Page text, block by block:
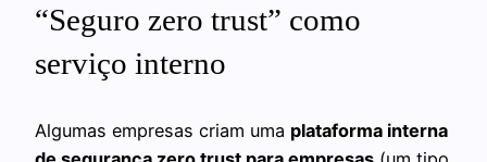
“Seguro zero trust” como
serviço interno
Algumas empresas criam uma plataforma interna